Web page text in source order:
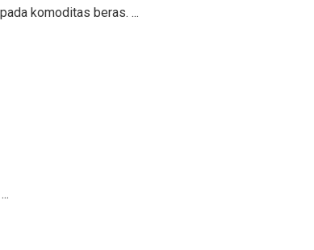
komoditas beras. ...